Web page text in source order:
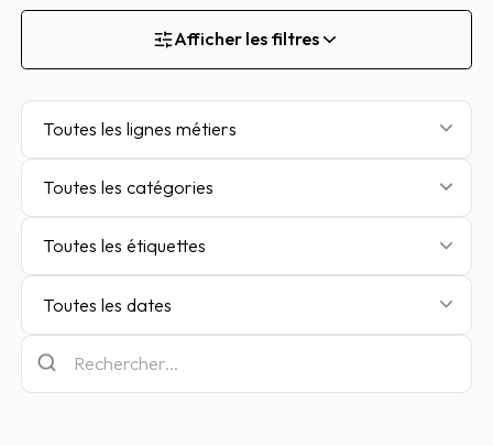
Afficher les filtres
Toutes les lignes métiers
Toutes les catégories
Toutes les étiquettes
Toutes les dates